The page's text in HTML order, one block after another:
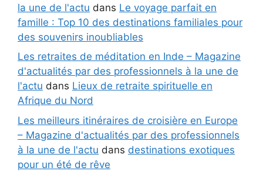
la une de l'actu dans Le voyage parfait en
famille : Top 10 des destinations familiales pour
des souvenirs inoubliables
Les retraites de méditation en Inde – Magazine
d'actualités par des professionnels à la une de
l'actu dans Lieux de retraite spirituelle en
Afrique du Nord
Les meilleurs itinéraires de croisière en Europe
– Magazine d'actualités par des professionnels
à la une de l'actu dans destinations exotiques
pour un été de rêve